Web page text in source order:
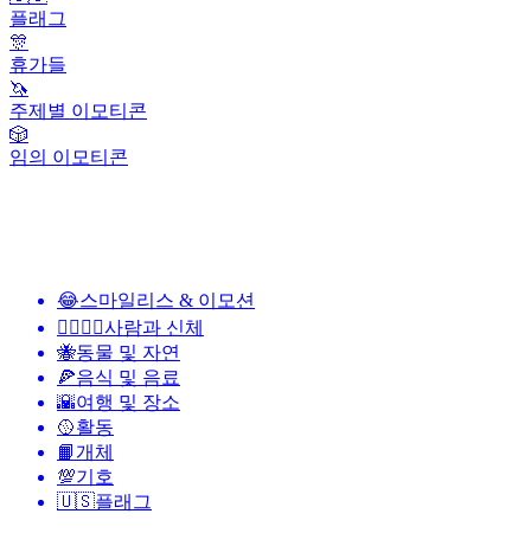
플래그
🎊
휴가들
🦄
주제별 이모티콘
🎲
임의 이모티콘
😂스마일리스 & 이모션
👩‍❤️‍💋‍👨사람과 신체
🐝동물 및 자연
🍕음식 및 음료
🌇여행 및 장소
🥎활동
📙개체
💯기호
🇺🇸플래그